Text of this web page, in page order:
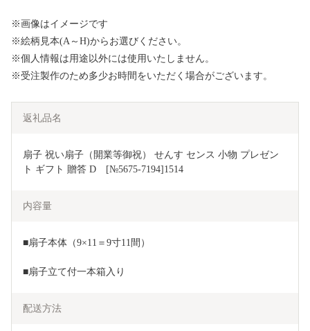
※画像はイメージです
※絵柄見本(A～H)からお選びください。
※個人情報は用途以外には使用いたしません。
※受注製作のため多少お時間をいただく場合がございます。
返礼品名
扇子 祝い扇子（開業等御祝） せんす センス 小物 プレゼン
ト ギフト 贈答 D　[№5675-7194]1514
内容量
■扇子本体（9×11＝9寸11間）
■扇子立て付一本箱入り
配送方法